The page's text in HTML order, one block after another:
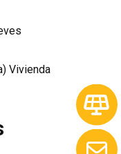
Vivienda